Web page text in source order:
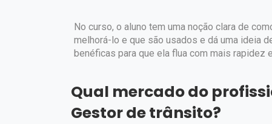
No curso, o aluno tem uma noção clara de
melhorá-lo e que são usados e dá uma ideia
benéficas para que ela flua com mais rapidez
Qual mercado do
Gestor de trânsito?